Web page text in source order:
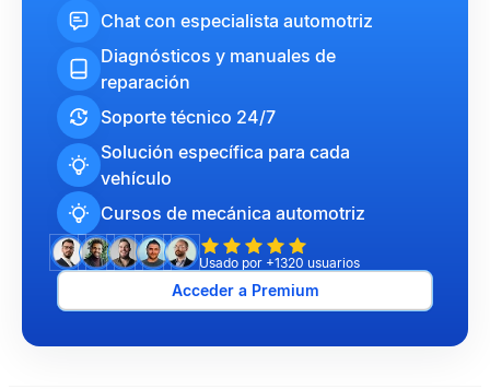
Chat con especialista automotriz
Diagnósticos y manuales de
reparación
Soporte técnico 24/7
Solución específica para cada
vehículo
Cursos de mecánica automotriz
Usado por +1320 usuarios
Acceder a Premium